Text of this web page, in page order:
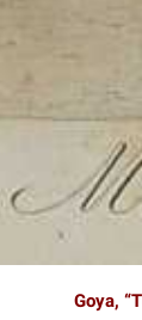
mateix
iniciada
de
febrer de
apareix per
burlava
Goya,